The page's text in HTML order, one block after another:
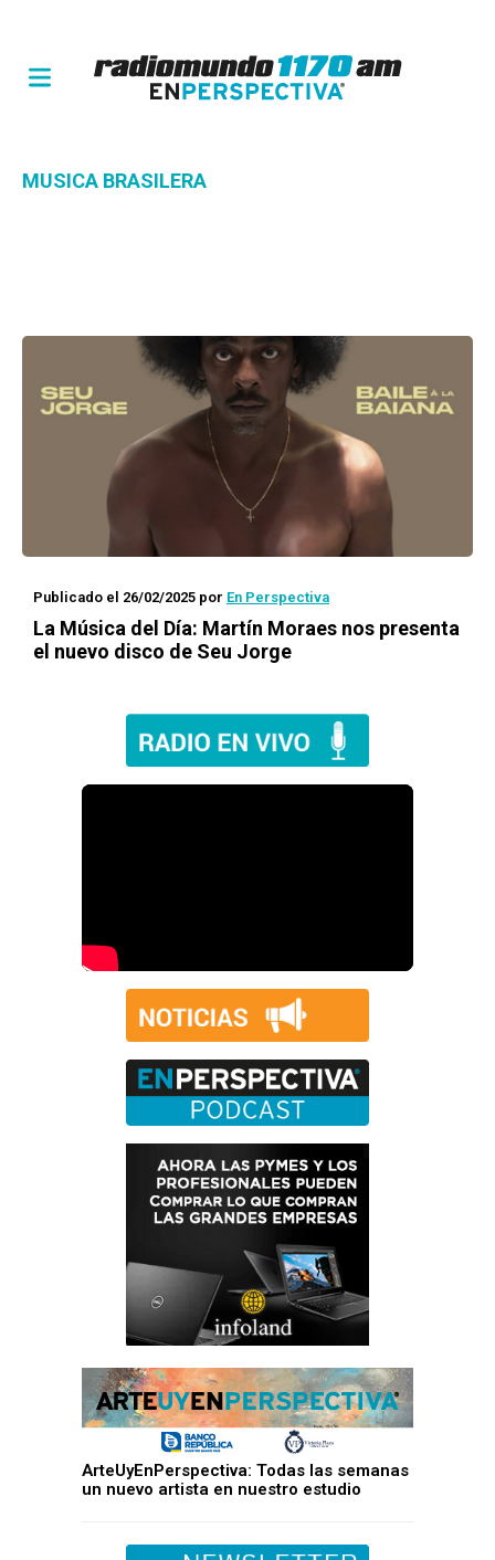
MUSICA BRASILERA
Publicado el 26/02/2025 por En Perspectiva
La Música del Día: Martín Moraes nos presenta
el nuevo disco de Seu Jorge
ArteUyEnPerspectiva: Todas las semanas
un nuevo artista en nuestro estudio